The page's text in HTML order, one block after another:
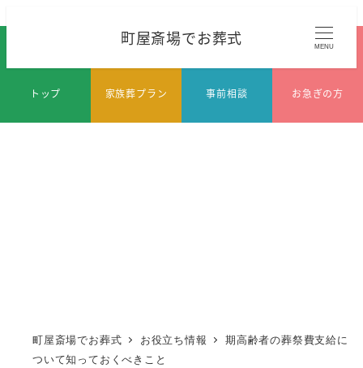
町屋斎場でお葬式 MENU
町屋斎場でお葬式 お役立ち情報
期高齢者の葬祭費支給に
ついて知っておくべきこと
トップ 家族葬プラン 事前相談 お急ぎの方